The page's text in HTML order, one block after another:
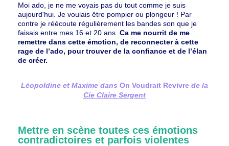
Moi ado, je ne me voyais pas du tout comme je suis
aujourd'hui. Je voulais être pompier ou plongeur ! Par
contre je réécoute régulièrement les bandes son que je
faisais entre mes 16 et 20 ans. Ca me nourrit de me
remettre dans cette émotion, de reconnecter à cette
rage de l’ado, pour trouver de la confiance et de l’élan
de créer.
Léopoldine et Maxime dans On Voudrait Revivre de la
Cie Claire Sergent
Mettre en scène toutes ces émotions
contradictoires et parfois violentes